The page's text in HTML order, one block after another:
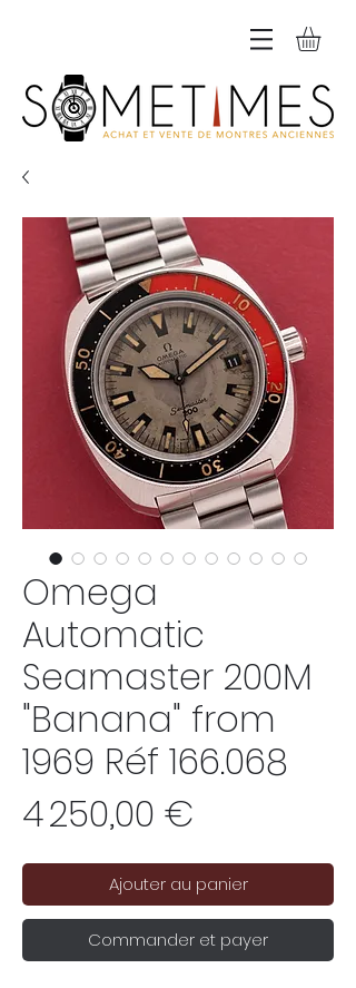
Omega
Automatic
Seamaster 200M
"Banana" from
1969 Réf 166.068
4 250,00 €
Ajouter au panier
Commander et payer